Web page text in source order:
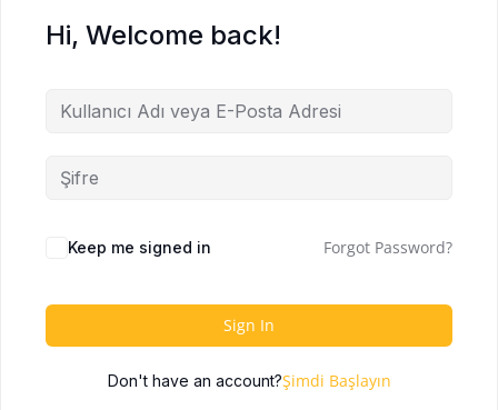
Hi, Welcome back!
Keep me signed in Forgot Password?
Sign In
Don't have an account?Şimdi Başlayın